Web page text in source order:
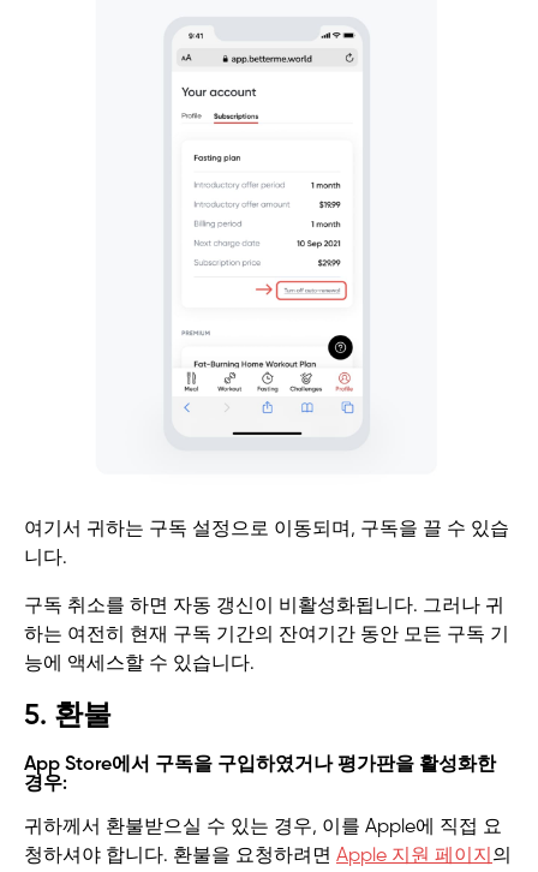
여기서 귀하는 구독 설정으로 이동되며, 구독을 끌 수 있습
니다.
구독 취소를 하면 자동 갱신이 비활성화됩니다. 그러나 귀
하는 여전히 현재 구독 기간의 잔여기간 동안 모든 구독 기
능에 액세스할 수 있습니다.
5. 환불
App Store에서 구독을 구입하였거나 평가판을 활성화한
경우:
귀하께서 환불받으실 수 있는 경우, 이를 Apple에 직접 요
청하셔야 합니다. 환불을 요청하려면 Apple 지원 페이지 의